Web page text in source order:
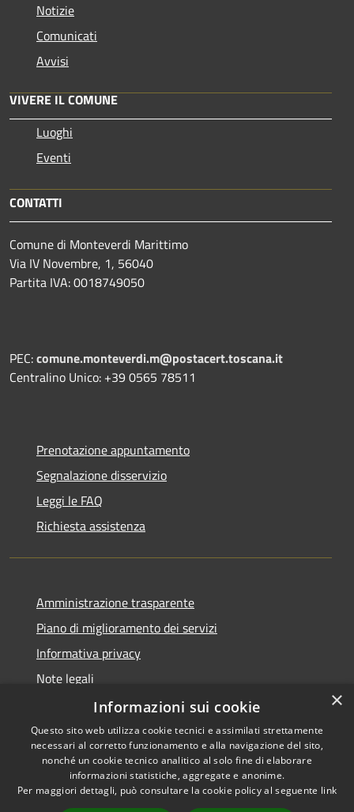
Notizie
Comunicati
Avvisi
VIVERE IL COMUNE
Luoghi
Eventi
CONTATTI
Comune di Monteverdi Marittimo
Via IV Novembre, 1, 56040
Partita IVA: 0018749050
PEC:comune.monteverdi.m@postacert.toscana.it
Centralino Unico: +39 0565 78511
Prenotazione appuntamento
Segnalazione disservizio
Leggi le FAQ
Richiesta assistenza
Amministrazione trasparente
Piano di miglioramento dei servizi
Informativa privacy
Note legali
Dichiarazione di accessibilità
RSS
Accessibilità
Copyright © 2026 • Comune di
×
Informazioni sui cookie
Questo sito web utilizza cookie tecnici e assimilati strettamente
necessari al corretto funzionamento e alla navigazione del sito,
nonché un cookie tecnico analitico al solo fine di elaborare
informazioni statistiche, aggregate e anonime.
Per maggiori dettagli, può consultare la cookie policy al seguente link